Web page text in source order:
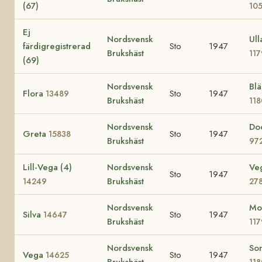
(67)
Ej
färdigregistrerad
(69)
Nordsvensk
Brukshäst
Sto 1947
Flora 13489
Nordsvensk
Brukshäst
Sto 1947
Greta 15838
Nordsvensk
Brukshäst
Sto 1947
Lill-Vega (4)
14249
Nordsvensk
Brukshäst
Sto 1947
Silva 14647
Nordsvensk
Brukshäst
Sto 1947
Vega 14625
Nordsvensk
Sto 1947